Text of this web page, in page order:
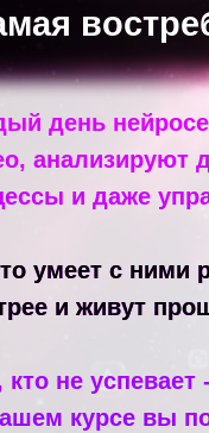
день
анализируют
и даже
умеет с ними
и живут
кто не успевает
курсе вы